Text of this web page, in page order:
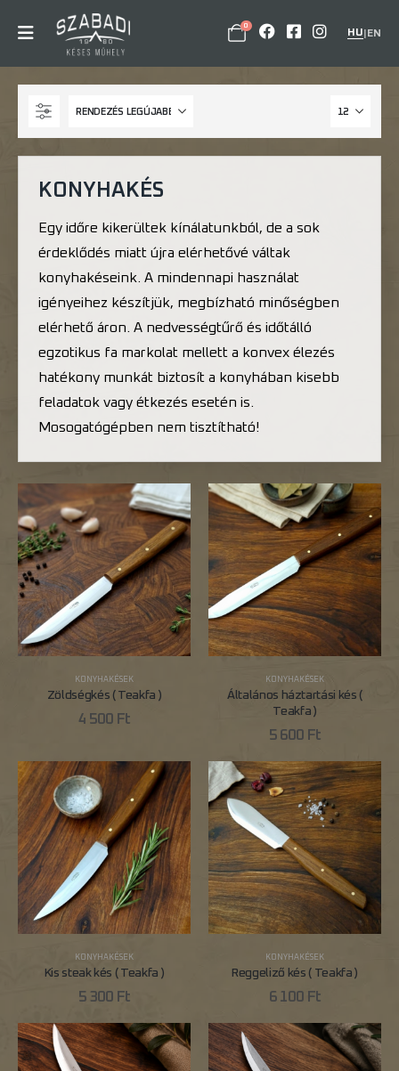
0
HU EN
KONYHAKÉS
Egy időre kikerültek kínálatunkból, de a sok
érdeklődés miatt újra elérhetővé váltak
konyhakéseink. A mindennapi használat
igényeihez készítjük, megbízható minőségben
elérhető áron. A nedvességtűrő és időtálló
egzotikus fa markolat mellett a konvex élezés
hatékony munkát biztosít a konyhában kisebb
feladatok vagy étkezés esetén is.
Mosogatógépben nem tisztítható!
KONYHAKÉSEK
Zöldségkés ( Teakfa )
4 500 Ft
KONYHAKÉSEK
Általános háztartási kés (
Teakfa )
5 600 Ft
KONYHAKÉSEK
Kis steak kés ( Teakfa )
5 300 Ft
KONYHAKÉSEK
Reggeliző kés ( Teakfa )
6 100 Ft